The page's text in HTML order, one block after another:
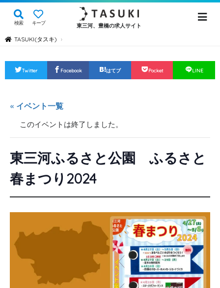
検索 キープ 東三河、豊橋の求人サイト
TASUKI(タスキ) ›
Twitter Facebook はてブ Pocket LINE
« イベント一覧
このイベントは終了しました。
東三河ふるさと公園 ふるさと
春まつり2024